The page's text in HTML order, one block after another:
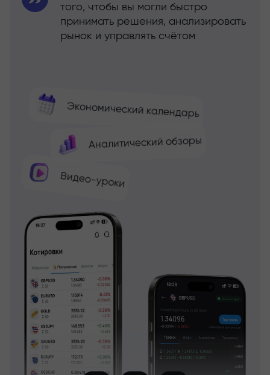
Экономический календарь
Аналитический обзоры
Видео-уроки
того, чтобы вы могли быстро
принимать решения, анализировать
рынок и управлять счётом